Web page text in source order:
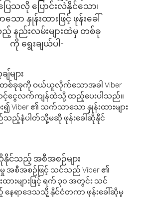
ေသလို ပြောင်းလဲနိုင်သော၊
ာ နှုန်းထားဖြင့် ဖုန်းခေါ်
နည်းလမ်းများထဲမှ တစ်ခု
ကို ရွေးချယ်ပါ-
များ
စ်ခုခုကို ဝယ်ယူလိုက်သောအခါ Viber
င့်ငွေလက်ကျန်ထဲသို့ ထည့်ပေးပါသည်။
Viber ၏ သက်သာသော နှုန်းထားများ
မည်သည့်နံပါတ်သို့မဆို ဖုန်းခေါ်ဆိုနိုင်
နိုင်သည့် အစီအစဉ်များ
မှု အစီအစဉ်ဖြင့် သင်သည် Viber ၏
းများဖြင့် ရက် ၃၀ အတွင်း သင်
ေရာဒေသသို့ နိုင်ငံတကာ ဖုန်းခေါ်ဆိုမှု